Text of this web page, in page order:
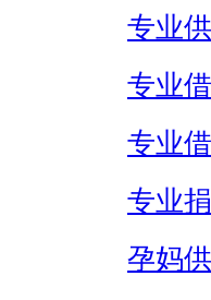
专业
专业
专业
专业
孕妈